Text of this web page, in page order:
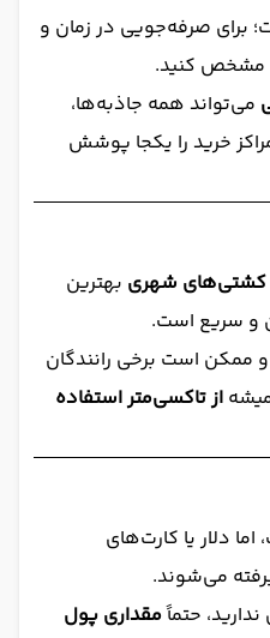
برای صرفه‌جویی در زمان و
مشخص کنید.
می‌تواند همه جاذبه‌ها،
خرید را یکجا پوشش
و کشتی‌های شهری بهترین
و سریع است.
ممکن است برخی رانندگان
از تاکسی‌متر استفاده
اما دلار یا کارت‌های
می‌شوند.
حتماًمقداری پول